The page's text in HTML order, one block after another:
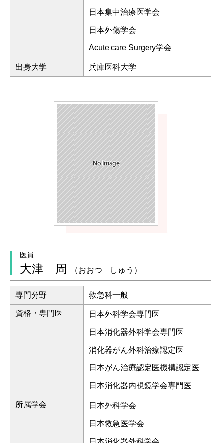
日本集中治療医学会
日本外傷学会
Acute care Surgery学会
出身大学 兵庫医科大学
医員
大津 周 （おおつ しゅう）
専門分野 救急科一般
資格・専門医 日本外科学会専門医
日本消化器外科学会専門医
消化器がん外科治療認定医
日本がん治療認定医機構認定医
日本消化器内視鏡学会専門医
所属学会 日本外科学会
日本救急医学会
日本消化器外科学会